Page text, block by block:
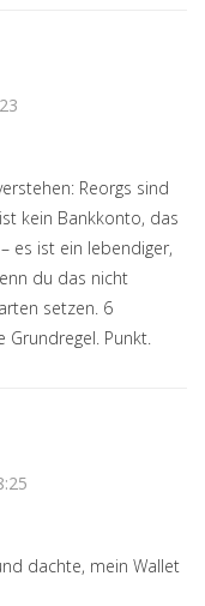
Reorgs sind
kein Bankkonto, das
es ist ein lebendiger,
du das nicht
setzen. 6
Grundregel. Punkt.
dachte, mein Wallet